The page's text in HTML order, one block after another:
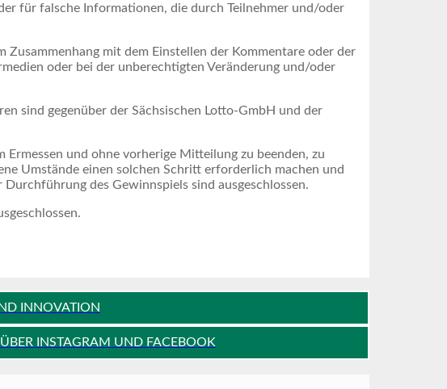
für falsche Informationen, die durch Teilnehmer und/oder
mit dem Einstellen der Kommentare oder der
oder bei der unberechtigten Veränderung und/oder
sind gegenüber der Sächsischen Lotto-GmbH und der
und ohne vorherige Mitteilung zu beenden, zu
Umstände einen solchen Schritt erforderlich machen und
des Gewinnspiels sind ausgeschlossen.
INNOVATION
INSTAGRAM UND FACEBOOK